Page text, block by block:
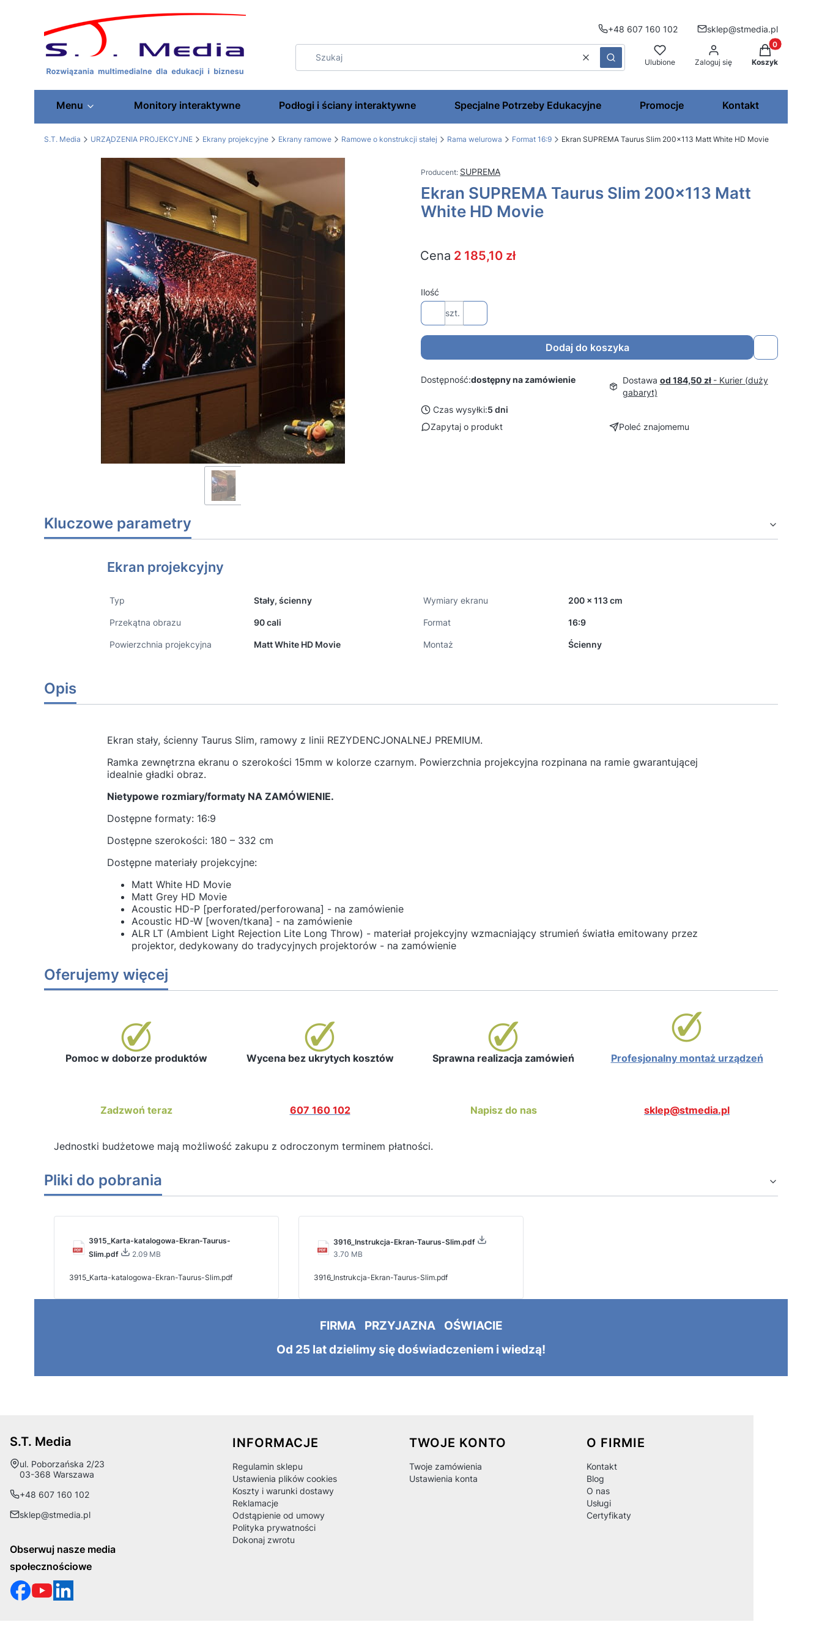
+48 607 160 102 sklep@stmedia.pl
WyczyśćSzukaj Ulubione Zaloguj się
Produkty w
Koszyk
Menu Monitory interaktywne Podłogi i ściany interaktywne Specjalne Potrzeby Edukacyjne Promocje Kontakt
S.T. Media URZĄDZENIA PROJEKCYJNE Ekrany projekcyjne Ekrany ramowe Ramowe o konstrukcji stałej Rama welurowa Format 16:9 Ekran SUPREMA Taurus Slim 200x113 Matt White HD Movie
SUPREMA
Ekran SUPREMA Taurus Slim 200x113 Matt
White HD Movie
Cena 2 185,10 zł
Ilość
szt.
Dodaj do koszyka
Dostępność:dostępny na zamówienie Dostawa od 184,50 zł - Kurier (duży
gabaryt)
Czas wysyłki:5 dni
Zapytaj o produkt
Poleć znajomemu
Kluczowe parametry
Ekran projekcyjny
Typ Stały, ścienny Wymiary ekranu 200 x 113 cm
Przekątna obrazu 90 cali Format 16:9
Powierzchnia projekcyjna Matt White HD Movie Montaż Ścienny
Opis
Ekran stały, ścienny Taurus Slim, ramowy z linii REZYDENCJONALNEJ PREMIUM.
Ramka zewnętrzna ekranu o szerokości 15mm w kolorze czarnym. Powierzchnia projekcyjna rozpinana na ramie gwarantującej
idealnie gładki obraz.
Nietypowe rozmiary/formaty NA ZAMÓWIENIE.
Dostępne formaty: 16:9
Dostępne szerokości: 180 – 332 cm
Dostępne materiały projekcyjne:
Matt White HD Movie
Matt Grey HD Movie
Acoustic HD-P [perforated/perforowana] - na zamówienie
Acoustic HD-W [woven/tkana] - na zamówienie
ALR LT (Ambient Light Rejection Lite Long Throw) - materiał projekcyjny wzmacniający strumień światła emitowany przez
projektor, dedykowany do tradycyjnych projektorów - na zamówienie
Oferujemy więcej
Pomoc w doborze produktów Wycena bez ukrytych kosztów Sprawna realizacja zamówień Profesjonalny montaż urządzeń
Zadzwoń teraz 607 160 102 Napisz do nas sklep@stmedia.pl
Jednostki budżetowe mają możliwość zakupu z odroczonym terminem płatności.
Pliki do pobrania
3915_Karta-katalogowa-Ekran-Taurus-
Slim.pdf
2.09 MB
3915_Karta-katalogowa-Ekran-Taurus-Slim.pdf
3916_Instrukcja-Ekran-Taurus-Slim.pdf
3.70 MB
3916_Instrukcja-Ekran-Taurus-Slim.pdf
FIRMA PRZYJAZNA OŚWIACIE
Od 25 lat dzielimy się doświadczeniem i wiedzą!
S.T. Media
Adres:
ul. Poborzańska 2/23
03-368 Warszawa
+48 607 160 102
sklep@stmedia.pl
Obserwuj nasze media
społecznościowe
Linki w stopce
INFORMACJE
Regulamin sklepu
Ustawienia plików cookies
Koszty i warunki dostawy
Reklamacje
Odstąpienie od umowy
Polityka prywatności
Dokonaj zwrotu
TWOJE KONTO
Twoje zamówienia
Ustawienia konta
O FIRMIE
Kontakt
Blog
O nas
Usługi
Certyfikaty